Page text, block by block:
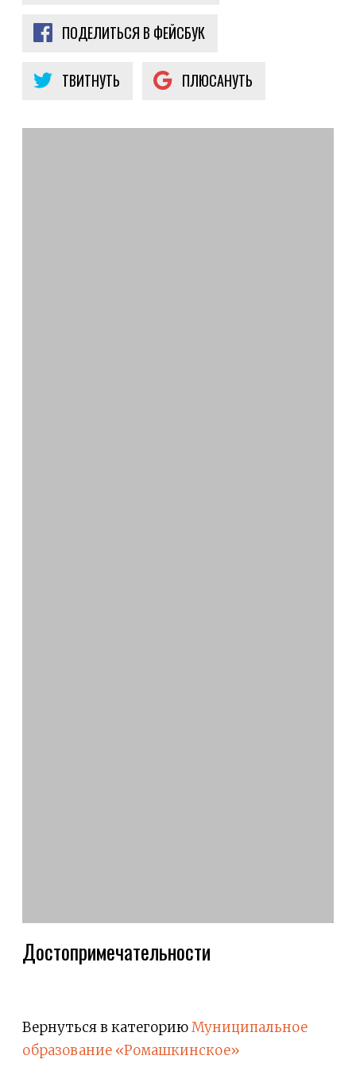
ПОДЕЛИТЬСЯ В ФЕЙСБУК
ТВИТНУТЬ ПЛЮСАНУТЬ
Достопримечательности
Вернуться в категориюМуниципальное
образование «Ромашкинское»